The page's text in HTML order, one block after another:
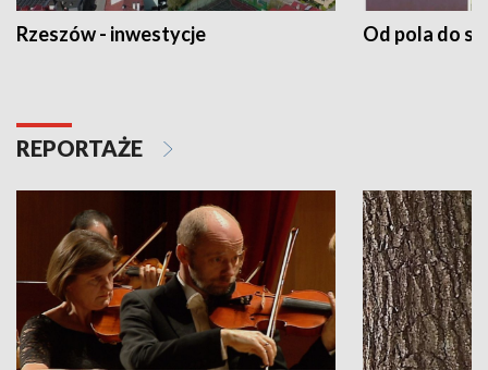
Rzeszów - inwestycje Od pola do
REPORTAŻE